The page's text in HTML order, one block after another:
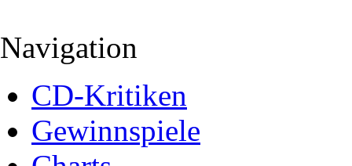
Navigation
CD-Kritiken
Gewinnspiele